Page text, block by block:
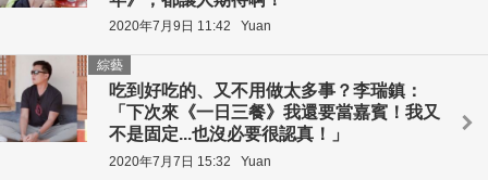
2020年7月9日 11:42 Yuan
吃到好吃的、又不用做太多事？李瑞鎮：
「下次來《一日三餐》我還要當嘉賓！我又
不是固定...也沒必要很認真！」
綜藝
2020年7月7日 15:32 Yuan